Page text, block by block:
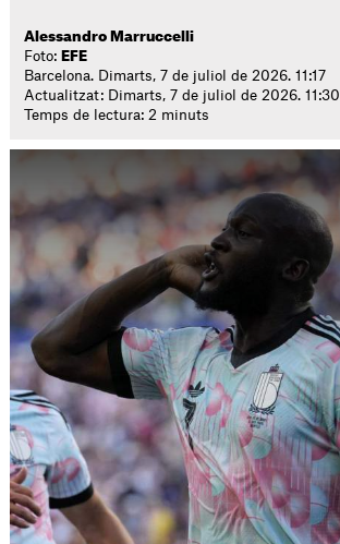
Alessandro Marruccelli
Foto: EFE
Barcelona. Dimarts, 7 de juliol de 2026. 11:17
Actualitzat: Dimarts, 7 de juliol de 2026. 11:30
Temps de lectura: 2 minuts